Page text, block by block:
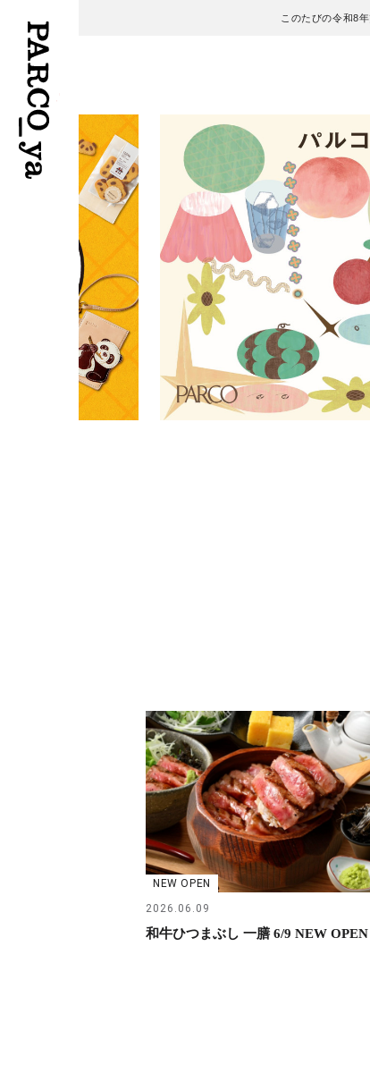
このたびの令和8
フロアガイド
施設案内・アクセス
イベント・ポップアップ
レストラン・カフェ
TAX FREE
PARCOメンバーズ
ENGLISH
繁体字
簡体字
ภาษาไทย
日本語
NEW OPEN
2026.06.09
和牛ひつまぶし 一膳 6/9 NEW OPEN